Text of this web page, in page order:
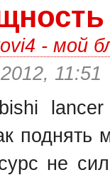
- мой
11:51
поднять
не